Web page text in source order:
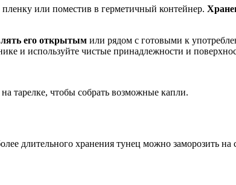
или поместив в герметичный контейнер.
его открытым или рядом с готовыми к
и используйте чистые принадлежности и
тарелке, чтобы собрать возможные капли.
длительного хранения тунец можно заморозить на